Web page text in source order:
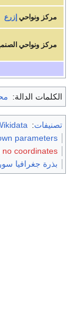
مركز ونواحي إزرع
مركز ونواحي
الكلمات الدالة:
تصنيفات:
parameters
no coordinates
بذرة جغرافيا